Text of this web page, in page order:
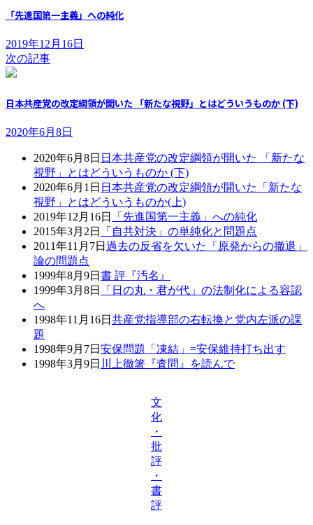
「先進国第一主義」への純化
2019年12月16日
次の記事
日本共産党の改定綱領が開いた 「新たな視野」とはどういうものか (下)
2020年6月8日
2020年6月8日 日本共産党の改定綱領が開いた 「新たな
視野」とはどういうものか (下)
2020年6月1日 日本共産党の改定綱領が開いた「新たな
視野」とはどういうものか(上)
2019年12月16日
「先進国第一主義」への純化
2015年3月2日
「自共対決」の単純化と問題点
2011年11月7日 過去の反省を欠いた「原発からの撤退」
論の問題点
1999年8月9日 書 評『汚名』
1999年3月8日
「日の丸・君が代」の法制化による容認
へ
1998年11月16日 共産党指導部の右転換と党内左派の課
題
1998年9月7日 安保問題「凍結」=安保維持打ち出す
1998年3月9日 川上徹箸『査問』を読んで
文
化
・
批
評
・
書
評